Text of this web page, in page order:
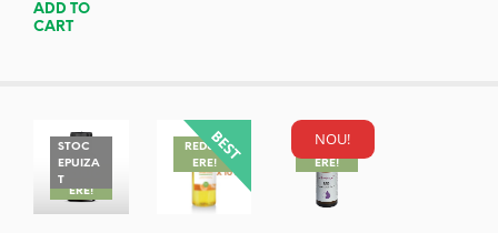
ADD TO
CART
STOC
EPUIZA
TREDUC
ERE!
REDUC
ERE!
NOU!
REDUC
ERE!